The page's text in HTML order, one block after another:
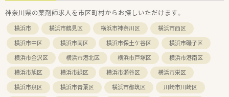
神奈川県の薬剤師求人を市区町村からお探しいただけます。
横浜市 横浜市鶴見区 横浜市神奈川区
横浜市西区
横浜市中区
横浜市南区 横浜市保土ケ谷区
横浜市磯子区
横浜市金沢区
横浜市港北区 横浜市戸塚区
横浜市港南区
横浜市旭区
横浜市緑区 横浜市瀬谷区
横浜市栄区
横浜市泉区
横浜市青葉区 横浜市都筑区 川崎市川崎区